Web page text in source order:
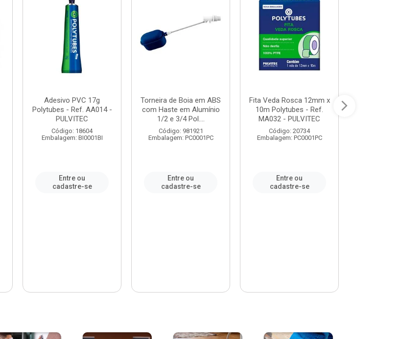
Adesivo PVC 17g
Polytubes - Ref. AA014 -
PULVITEC
Código: 18604
Embalagem: BI0001BI
Entre ou
cadastre-se
Torneira de Boia em ABS
com Haste em Alumínio
1/2 e 3/4 Pol....
Código: 981921
Embalagem: PC0001PC
Entre ou
cadastre-se
Fita Veda Rosca 12mm x
10m Polytubes - Ref.
MA032 - PULVITEC
Código: 20734
Embalagem: PC0001PC
Entre ou
cadastre-se